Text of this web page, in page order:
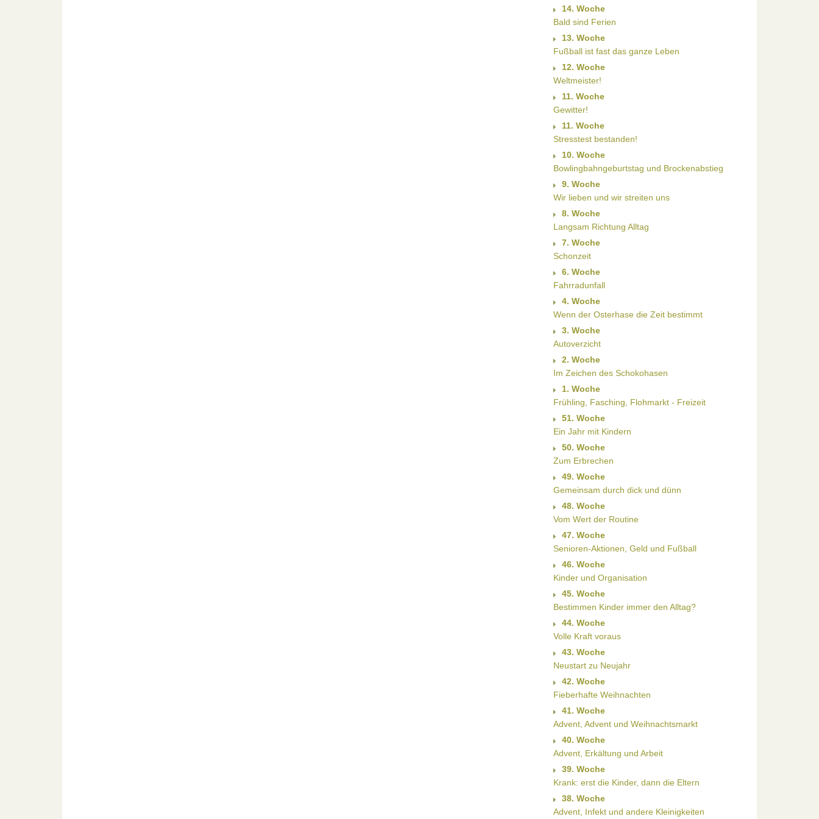
14. Woche
Bald sind Ferien
13. Woche
Fußball ist fast das ganze Leben
12. Woche
Weltmeister!
11. Woche
Gewitter!
11. Woche
Stresstest bestanden!
10. Woche
Bowlingbahngeburtstag und Brockenabstieg
9. Woche
Wir lieben und wir streiten uns
8. Woche
Langsam Richtung Alltag
7. Woche
Schonzeit
6. Woche
Fahrradunfall
4. Woche
Wenn der Osterhase die Zeit bestimmt
3. Woche
Autoverzicht
2. Woche
Im Zeichen des Schokohasen
1. Woche
Frühling, Fasching, Flohmarkt - Freizeit
51. Woche
Ein Jahr mit Kindern
50. Woche
Zum Erbrechen
49. Woche
Gemeinsam durch dick und dünn
48. Woche
Vom Wert der Routine
47. Woche
Senioren-Aktionen, Geld und Fußball
46. Woche
Kinder und Organisation
45. Woche
Bestimmen Kinder immer den Alltag?
44. Woche
Volle Kraft voraus
43. Woche
Neustart zu Neujahr
42. Woche
Fieberhafte Weihnachten
41. Woche
Advent, Advent und Weihnachtsmarkt
40. Woche
Advent, Erkältung und Arbeit
39. Woche
Krank: erst die Kinder, dann die Eltern
38. Woche
Advent, Infekt und andere Kleinigkeiten